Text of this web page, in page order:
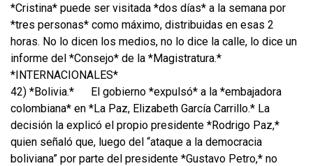
*Cristina* puede ser visitada *dos días* a la semana por
*tres personas* como máximo, distribuidas en esas 2
horas. No lo dicen los medios, no lo dice la calle, lo dice un
informe del *Consejo* de la *Magistratura.*
*INTERNACIONALES*
42) *Bolivia.*
El gobierno *expulsó* a la *embajadora
colombiana* en *La Paz, Elizabeth García Carrillo.* La
decisión la explicó el propio presidente *Rodrigo Paz,*
quien señaló que, luego del “ataque a la democracia
boliviana” por parte del presidente *Gustavo Petro,* no